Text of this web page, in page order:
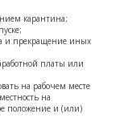
карантина;
и прекращение иных
платы или
на рабочем месте
на
положение и (или)